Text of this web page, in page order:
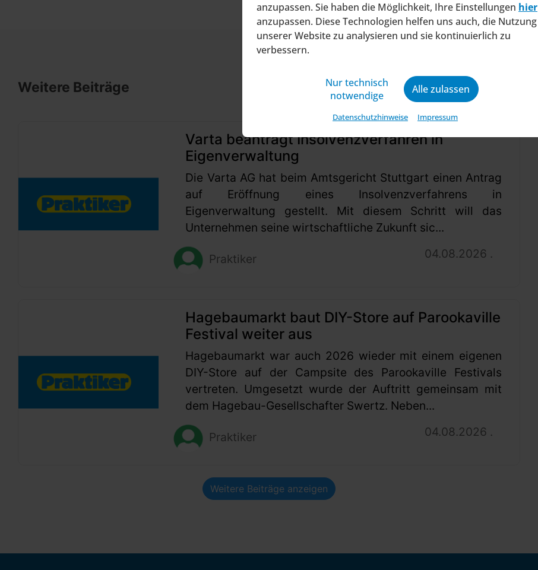
anzupassen. Sie haben die Möglichkeit, Ihre Einstellungen hier
anzupassen. Diese Technologien helfen uns auch, die Nutzung
unserer Website zu analysieren und sie kontinuierlich zu
verbessern.
Nur technisch
notwendige
Alle zulassen
Datenschutzhinweise Impressum
Weitere Beiträge
Varta beantragt Insolvenzverfahren in
Eigenverwaltung
Die Varta AG hat beim Amtsgericht Stuttgart einen Antrag
auf Eröffnung eines Insolvenzverfahrens in
Eigenverwaltung gestellt. Mit diesem Schritt will das
Unternehmen seine wirtschaftliche Zukunft sic...
Praktiker 04.08.2026 .
Hagebaumarkt baut DIY-Store auf Parookaville
Festival weiter aus
Hagebaumarkt war auch 2026 wieder mit einem eigenen
DIY-Store auf der Campsite des Parookaville Festivals
vertreten. Umgesetzt wurde der Auftritt gemeinsam mit
dem Hagebau-Gesellschafter Swertz. Neben...
Praktiker 04.08.2026 .
Weitere Beiträge anzeigen